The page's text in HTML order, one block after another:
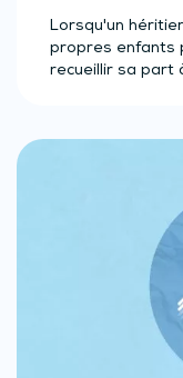
Lorsqu'un
propres enfants
recueillir sa part